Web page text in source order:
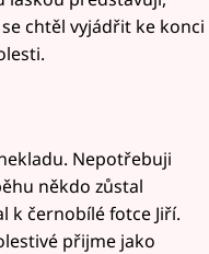
chtěl vyjádřit ke konci
Nepotřebuji
někdo zůstal
k černobílé fotce Jiří.
přijme jako